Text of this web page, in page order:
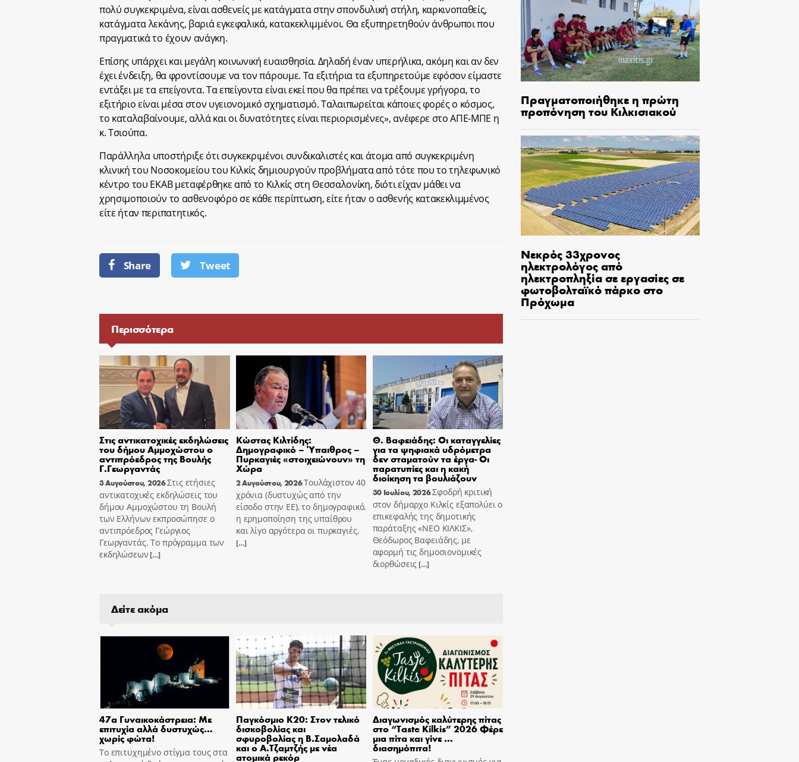
πολύ συγκεκριμένα, είναι ασθενείς με κατάγματα στην σπονδυλική στήλη, καρκινοπαθείς,
κατάγματα λεκάνης, βαριά εγκεφαλικά, κατακεκλιμμένοι. Θα εξυπηρετηθούν άνθρωποι που
πραγματικά το έχουν ανάγκη.
Επίσης υπάρχει και μεγάλη κοινωνική ευαισθησία. Δηλαδή έναν υπερήλικα, ακόμη και αν δεν
έχει ένδειξη, θα φροντίσουμε να τον πάρουμε. Τα εξιτήρια τα εξυπηρετούμε εφόσον είμαστε
εντάξει με τα επείγοντα. Τα επείγοντα είναι εκεί που θα πρέπει να τρέξουμε γρήγορα, το
εξιτήριο είναι μέσα στον υγειονομικό σχηματισμό. Ταλαιπωρείται κάποιες φορές ο κόσμος,
το καταλαβαίνουμε, αλλά και οι δυνατότητες είναι περιορισμένες», ανέφερε στο ΑΠΕ-ΜΠΕ η
κ. Τσιούπα.
Παράλληλα υποστήριξε ότι συγκεκριμένοι συνδικαλιστές και άτομα από συγκεκριμένη
κλινική του Νοσοκομείου του Κιλκίς δημιουργούν προβλήματα από τότε που το τηλεφωνικό
κέντρο του ΕΚΑΒ μεταφέρθηκε από το Κιλκίς στη Θεσσαλονίκη, διότι είχαν μάθει να
χρησιμοποιούν το ασθενοφόρο σε κάθε περίπτωση, είτε ήταν ο ασθενής κατακεκλιμμένος
είτε ήταν περιπατητικός.
Share Tweet
Περισσότερα
Στις αντικατοχικές εκδηλώσεις
του δήμου Αμμοχώστου ο
αντιπρόεδρος της Βουλής
Γ.Γεωργαντάς
3 Αυγούστου, 2026Στις ετήσιες
αντικατοχικές εκδηλώσεις του
δήμου Αμμοχώστου τη Βουλή
των Ελλήνων εκπροσώπησε ο
αντιπρόεδρος Γεώργιος
Γεωργαντάς. Το πρόγραμμα των
εκδηλώσεων[…]
Κώστας Κιλτίδης:
Δημογραφικό – Ύπαιθρος –
Πυρκαγιές «στοιχειώνουν» τη
Χώρα
2 Αυγούστου, 2026Τουλάχιστον 40
χρόνια (δυστυχώς από την
είσοδο στην ΕΕ), το δημογραφικό,
η ερημοποίηση της υπαίθρου
και λίγο αργότερα οι πυρκαγιές,
[…]
Θ. Βαφειάδης: Οι καταγγελίες
για τα ψηφιακά υδρόμετρα
δεν σταματούν τα έργα- Οι
παρατυπίες και η κακή
διοίκηση τα βουλιάζουν
30 Ιουλίου, 2026Σφοδρή κριτική
στον δήμαρχο Κιλκίς εξαπολύει ο
επικεφαλής της δημοτικής
παράταξης «ΝΕΟ ΚΙΛΚΙΣ»,
Θεόδωρος Βαφειάδης, με
αφορμή τις δημοσιονομικές
διορθώσεις[…]
Δείτε ακόμα
47α Γυναικοκάστρεια: Με
επιτυχία αλλά δυστυχώς…
χωρίς φώτα!
Το επιτυχημένο στίγμα τους στα
Παγκόσμιο Κ20: Στον τελικό
δισκοβολίας και
σφυροβολίας η Β.Σαμολαδά
και ο Α.Τζαμτζής με νέα
ατομικά ρεκόρ
Διαγωνισμός καλύτερης πίτας
στο “Taste Kilkis” 2026 Φέρε
μια πίτα και γίνε …
διασημόπιτα!
Πραγματοποιήθηκε η πρώτη
προπόνηση του Κιλκισιακού
Νεκρός 33χρονος
ηλεκτρολόγος από
ηλεκτροπληξία σε εργασίες σε
φωτοβολταϊκό πάρκο στο
Πρόχωμα